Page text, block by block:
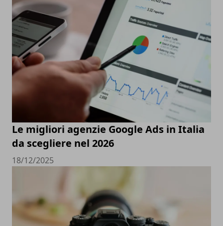
Le migliori agenzie Google Ads in Italia
da scegliere nel 2026
18/12/2025